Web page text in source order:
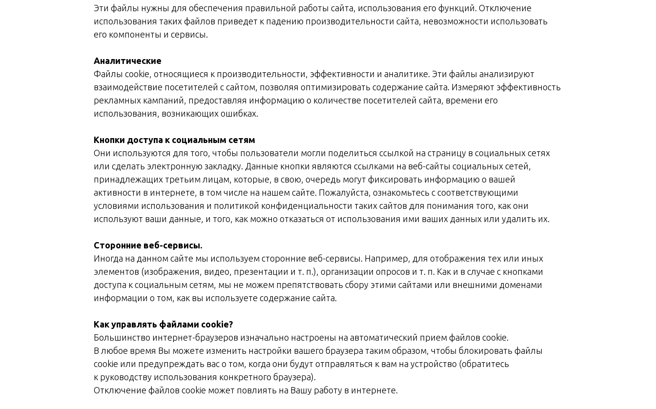
Эти файлы нужны для обеспечения правильной работы сайта, использования его функций. Отключение
использования таких файлов приведет к падению производительности сайта, невозможности использовать
его компоненты и сервисы.
Аналитические
Файлы cookie, относящиеся к производительности, эффективности и аналитике. Эти файлы анализируют
взаимодействие посетителей с сайтом, позволяя оптимизировать содержание сайта. Измеряют эффективность
рекламных кампаний, предоставляя информацию о количестве посетителей сайта, времени его
использования, возникающих ошибках.
Кнопки доступа к социальным сетям
Они используются для того, чтобы пользователи могли поделиться ссылкой на страницу в социальных сетях
или сделать электронную закладку. Данные кнопки являются ссылками на веб-сайты социальных сетей,
принадлежащих третьим лицам, которые, в свою, очередь могут фиксировать информацию о вашей
активности в интернете, в том числе на нашем сайте. Пожалуйста, ознакомьтесь с соответствующими
условиями использования и политикой конфиденциальности таких сайтов для понимания того, как они
используют ваши данные, и того, как можно отказаться от использования ими ваших данных или удалить их.
Сторонние веб-сервисы.
Иногда на данном сайте мы используем сторонние веб-сервисы. Например, для отображения тех или иных
элементов (изображения, видео, презентации и т. п.), организации опросов и т. п. Как и в случае с кнопками
доступа к социальным сетям, мы не можем препятствовать сбору этими сайтами или внешними доменами
информации о том, как вы используете содержание сайта.
Как управлять файлами cookie?
Большинство интернет-браузеров изначально настроены на автоматический прием файлов cookie.
В любое время Вы можете изменить настройки вашего браузера таким образом, чтобы блокировать файлы
cookie или предупреждать вас о том, когда они будут отправляться к вам на устройство (обратитесь
к руководству использования конкретного браузера).
Отключение файлов cookie может повлиять на Вашу работу в интернете.